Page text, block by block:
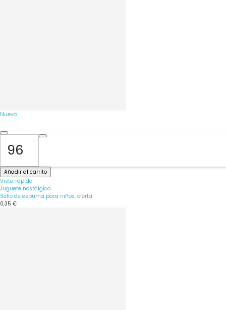
Nuevo
Añadir al carrito
Vista rápida
Juguete nostálgico
Sello de espuma para niños, oferta
0,35 €